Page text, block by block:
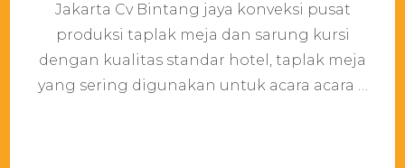
Jakarta Cv Bintang jaya konveksi pusat
produksi taplak meja dan sarung kursi
dengan kualitas standar hotel, taplak meja
yang sering digunakan untuk acara acara …